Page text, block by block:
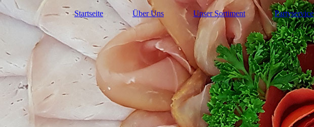
Startseite Über Uns Unser Sortiment Partyservice